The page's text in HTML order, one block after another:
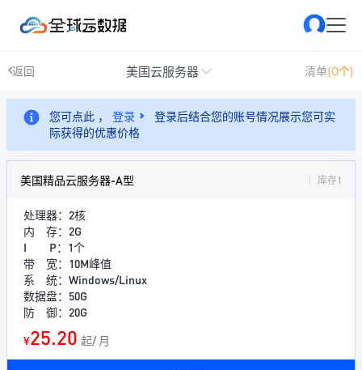
返回 美国云服务器 清单(0个)
您可点此 ， 登录
登录后结合您的账号情况展示您可实
际获得的优惠价格
美国精品云服务器-A型 库存1
处理器：2核
内 存：2G
I P：1个
带 宽：10M峰值
系 统：Windows/Linux
数据盘：50G
防 御：20G
¥25.20 起/ 月